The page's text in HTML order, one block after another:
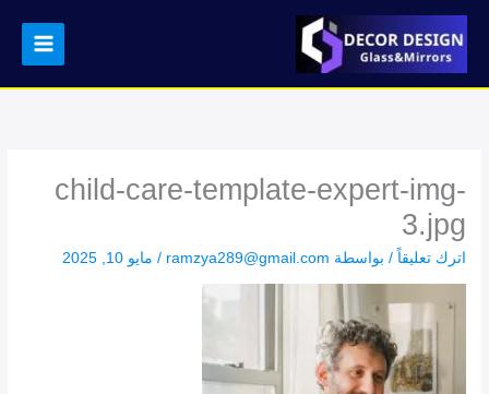
المحتوى
child-care-template-expert-img-
3.jpg
اترك تعليقاً / بواسطة ramzya289@gmail.com
/ مايو 10, 2025